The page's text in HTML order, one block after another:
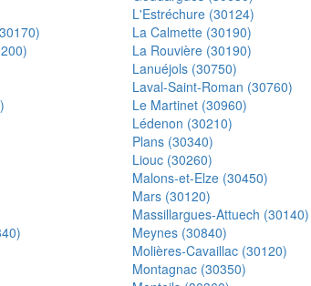
L'Estréchure (30124)
La Calmette (30190)
La Rouvière (30190)
Lanuéjols (30750)
Laval-Saint-Roman (30760)
Le Martinet (30960)
Lédenon (30210)
Plans (30340)
Liouc (30260)
Malons-et-Elze (30450)
Mars (30120)
Massillargues-Attuech (30140)
Meynes (30840)
Molières-Cavaillac (30120)
Montagnac (30350)